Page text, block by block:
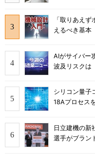
「取りあえ
えるべき基本
AIがサイバー
波及リスクは
シリコン量子
18Aプロセス
日立建機の新
選手がブラン